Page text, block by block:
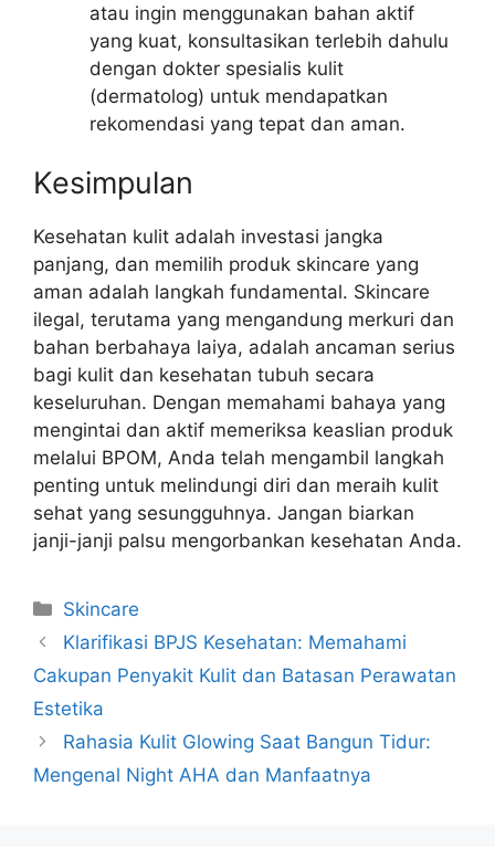
atau ingin menggunakan bahan aktif
yang kuat, konsultasikan terlebih dahulu
dengan dokter spesialis kulit
(dermatolog) untuk mendapatkan
rekomendasi yang tepat dan aman.
Kesimpulan
Kesehatan kulit adalah investasi jangka
panjang, dan memilih produk skincare yang
aman adalah langkah fundamental. Skincare
ilegal, terutama yang mengandung merkuri dan
bahan berbahaya laiya, adalah ancaman serius
bagi kulit dan kesehatan tubuh secara
keseluruhan. Dengan memahami bahaya yang
mengintai dan aktif memeriksa keaslian produk
melalui BPOM, Anda telah mengambil langkah
penting untuk melindungi diri dan meraih kulit
sehat yang sesungguhnya. Jangan biarkan
janji-janji palsu mengorbankan kesehatan Anda.
Kategori
Skincare
Klarifikasi BPJS Kesehatan: Memahami
Cakupan Penyakit Kulit dan Batasan Perawatan
Estetika
Rahasia Kulit Glowing Saat Bangun Tidur:
Mengenal Night AHA dan Manfaatnya